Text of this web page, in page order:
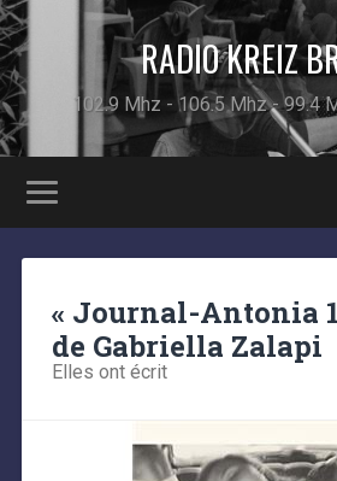
RADIO KREIZ
102.9 Mhz - 106.5 Mhz - 99.4
« Journal-Antonia
de Gabriella Zalapi
Elles ont écrit